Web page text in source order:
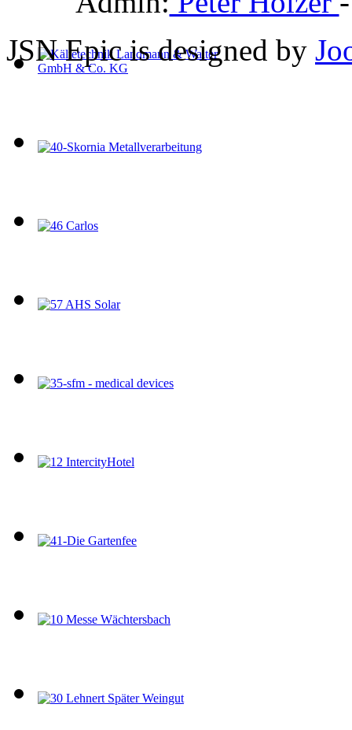
JSN Epic is designed by